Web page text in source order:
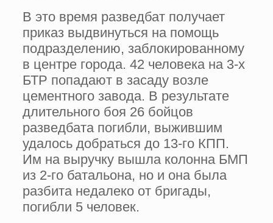
В это время разведбат получает
приказ выдвинуться на помощь
подразделению, заблокированному
в центре города. 42 человека на 3-х
БТР попадают в засаду возле
цементного завода. В результате
длительного боя 26 бойцов
разведбата погибли, выжившим
удалось добраться до 13-го КПП.
Им на выручку вышла колонна БМП
из 2-го батальона, но и она была
разбита недалеко от бригады,
погибли 5 человек.